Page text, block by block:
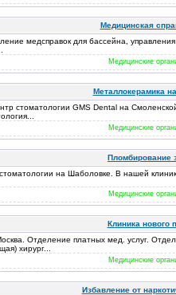
Медицинская
медсправок для бассейна,
Медицинские
Металлокерамика
стоматологии GMS Dental на
Медицинские
Пломбирование
на Шаболовке. В нашей
Медицинские
Клиника нового
Отделение платных мед. услуг.
хирург...
Медицинские
Избавление от